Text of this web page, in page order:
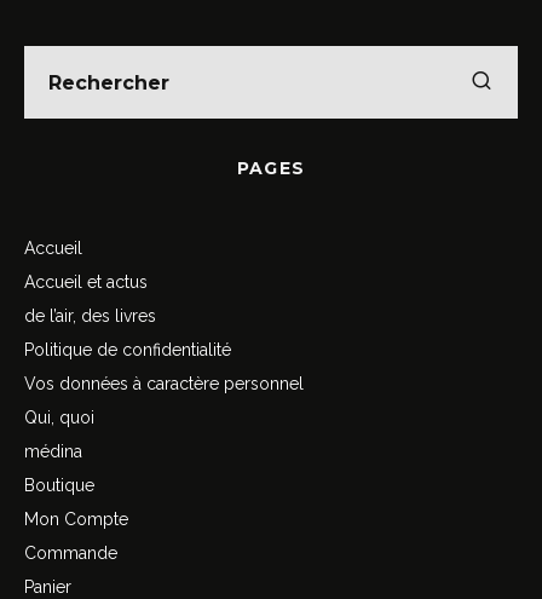
PAGES
Accueil
Accueil et actus
de l’air, des livres
Politique de confidentialité
Vos données à caractère personnel
Qui, quoi
médina
Boutique
Mon Compte
Commande
Panier